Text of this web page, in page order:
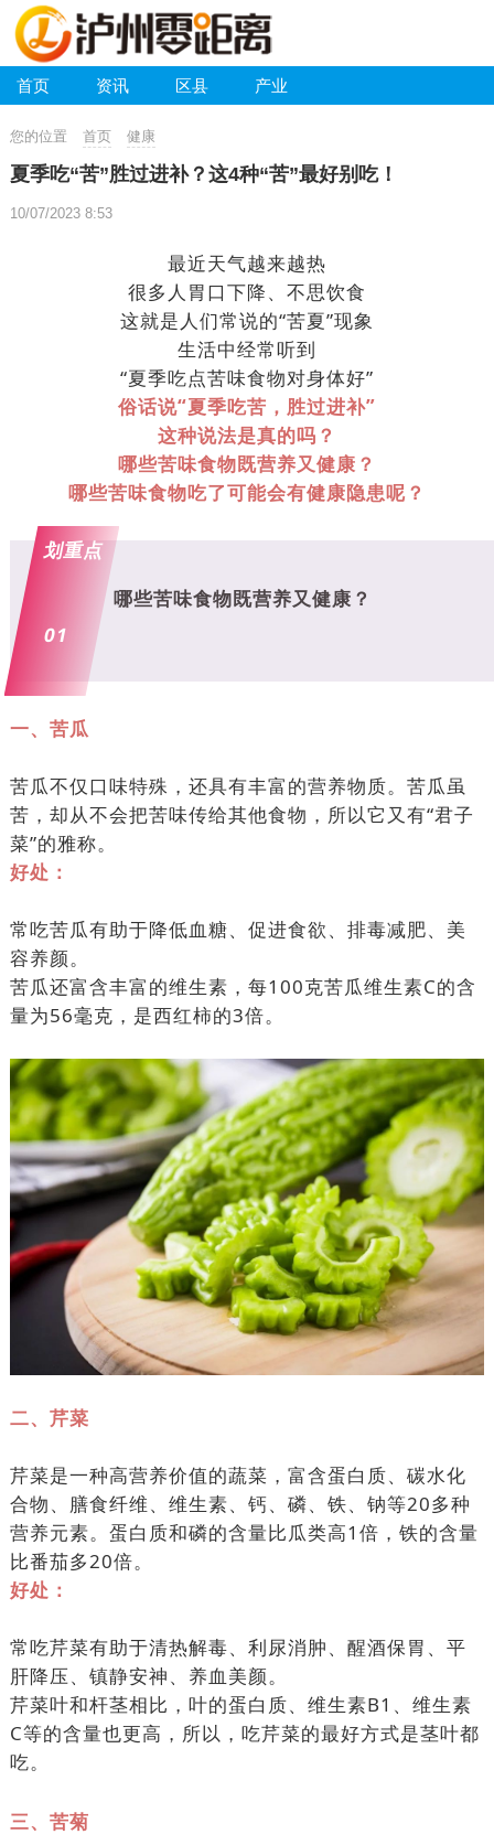
首页 资讯 区县 产业
您的位置 首页 健康
夏季吃“苦”胜过进补？这4种“苦”最好别吃！
10/07/2023 8:53
最近天气越来越热
很多人胃口下降、不思饮食
这就是人们常说的“苦夏”现象
生活中经常听到
“夏季吃点苦味食物对身体好”
俗话说“夏季吃苦，胜过进补”
这种说法是真的吗？
哪些苦味食物既营养又健康？
哪些苦味食物吃了可能会有健康隐患呢？
划重点
01
哪些苦味食物既营养又健康？
一、苦瓜
苦瓜不仅口味特殊，还具有丰富的营养物质。苦瓜虽
苦，却从不会把苦味传给其他食物，所以它又有“君子
菜”的雅称。
好处：
常吃苦瓜有助于降低血糖、促进食欲、排毒减肥、美
容养颜。
苦瓜还富含丰富的维生素，每100克苦瓜维生素C的含
量为56毫克，是西红柿的3倍。
二、芹菜
芹菜是一种高营养价值的蔬菜，富含蛋白质、碳水化
合物、膳食纤维、维生素、钙、磷、铁、钠等20多种
营养元素。蛋白质和磷的含量比瓜类高1倍，铁的含量
比番茄多20倍。
好处：
常吃芹菜有助于清热解毒、利尿消肿、醒酒保胃、平
肝降压、镇静安神、养血美颜。
芹菜叶和杆茎相比，叶的蛋白质、维生素B1、维生素
C等的含量也更高，所以，吃芹菜的最好方式是茎叶都
吃。
三、苦菊